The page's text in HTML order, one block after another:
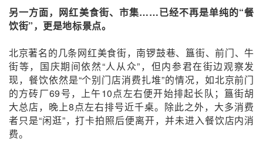
另一方面，网红美食街、市集……已经不再是单纯的“餐
饮街”，更是地标景点。
北京著名的几条网红美食街，南锣鼓巷、簋街、前门、牛
街等，国庆期间依然“人从众”，但内参君在街边观察发
现，餐饮依然是“个别门店消费扎堆”的情况，如北京前门
的方砖厂69号，上午10点左右便开始排起长队；簋街胡
大总店，晚上8点左右排号近千桌。除此之外，大多消费
者只是“闲逛”，打卡拍照后便离开，并未进入餐饮店内消
费。